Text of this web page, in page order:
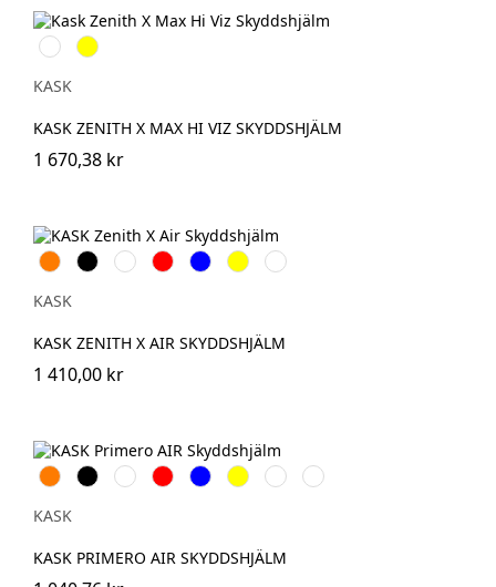
Vit
Gul
KASK
KASK ZENITH X MAX HI VIZ SKYDDSHJÄLM
1 670,38 kr
Orange
Svart Vit Röd Blå Gul
Grön
KASK
KASK ZENITH X AIR SKYDDSHJÄLM
1 410,00 kr
Orange
Svart Vit Röd Blå Gul Grön Ljusblå
KASK
KASK PRIMERO AIR SKYDDSHJÄLM